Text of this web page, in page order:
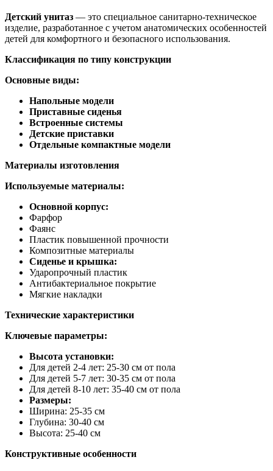
Детский унитаз — это специальное санитарно-техническое
изделие, разработанное с учетом анатомических особенностей
детей для комфортного и безопасного использования.
Классификация по типу конструкции
Основные виды:
Напольные модели
Приставные сиденья
Встроенные системы
Детские приставки
Отдельные компактные модели
Материалы изготовления
Используемые материалы:
Основной корпус:
Фарфор
Фаянс
Пластик повышенной прочности
Композитные материалы
Сиденье и крышка:
Ударопрочный пластик
Антибактериальное покрытие
Мягкие накладки
Технические характеристики
Ключевые параметры:
Высота установки:
Для детей 2-4 лет: 25-30 см от пола
Для детей 5-7 лет: 30-35 см от пола
Для детей 8-10 лет: 35-40 см от пола
Размеры:
Ширина: 25-35 см
Глубина: 30-40 см
Высота: 25-40 см
Конструктивные особенности